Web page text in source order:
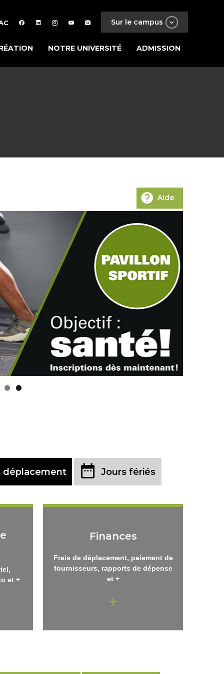
Sur le campus
NOTRE UNIVERSITÉ ADMISSION
Aide
déplacement Jours fériés
et +
Finances
Frais de déplacement, paiement de
fournisseurs, rapports de dépense
et +